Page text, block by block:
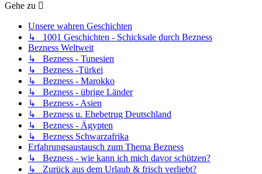
Gehe zu
Unsere wahren Geschichten
↳ 1001 Geschichten - Schicksale durch Bezness
Bezness Weltweit
↳ Bezness - Tunesien
↳ Bezness -Türkei
↳ Bezness - Marokko
↳ Bezness - übrige Länder
↳ Bezness - Asien
↳ Bezness u. Ehebetrug Deutschland
↳ Bezness - Ägypten
↳ Bezness Schwarzafrika
Erfahrungsaustausch zum Thema Bezness
↳ Bezness - wie kann ich mich davor schützen?
↳ Zurück aus dem Urlaub & frisch verliebt?